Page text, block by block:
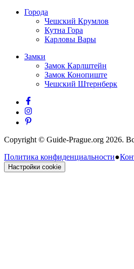
Города
Чешский Крумлов
Кутна Гора
Карловы Вары
Замки
Замок Карлштейн
Замок Конопиште
Чешский Штернберк
Copyright © Guide-Prague.org 2026.
Политика конфиденциальности●
Настройки cookie